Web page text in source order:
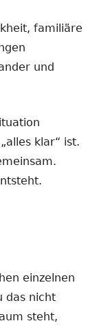
familiäre
und
klar“ ist.
einzelnen
das nicht
steht,